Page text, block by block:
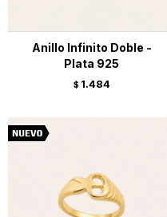
Anillo Infinito Doble -
Plata 925
$ 1.484